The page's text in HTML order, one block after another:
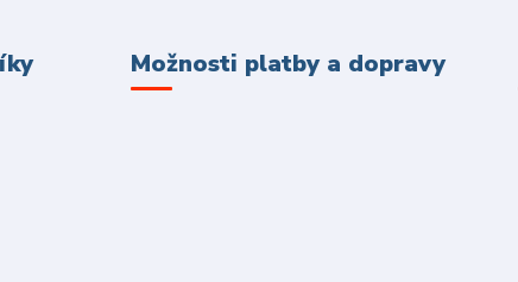
Možnosti platby a dopravy